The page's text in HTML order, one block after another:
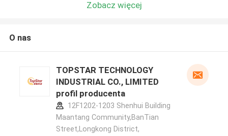
Zobacz więcej
O nas
TOPSTAR TECHNOLOGY
INDUSTRIAL CO., LIMITED
profil producenta
12F1202-1203 Shenhui Building
Maantang Community,BanTian
Street,Longkong District,